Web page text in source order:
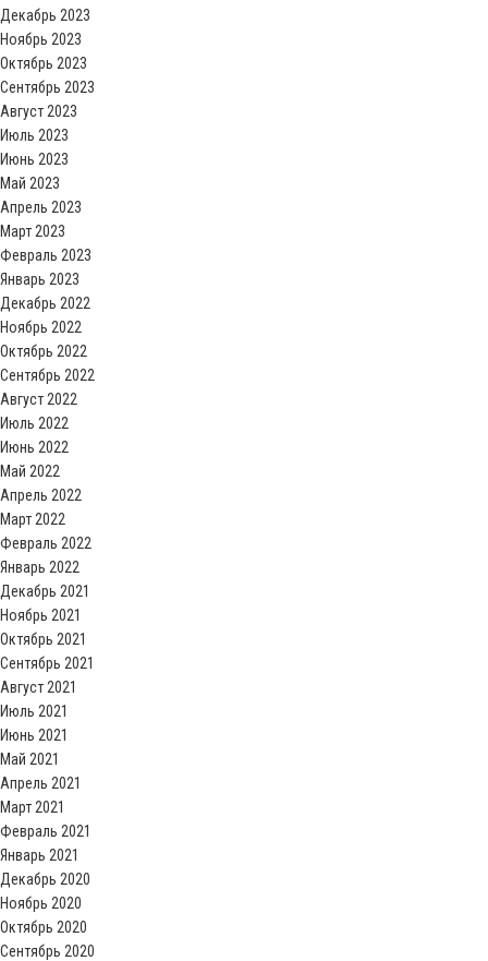
Декабрь 2023
Ноябрь 2023
Октябрь 2023
Сентябрь 2023
Август 2023
Июль 2023
Июнь 2023
Май 2023
Апрель 2023
Март 2023
Февраль 2023
Январь 2023
Декабрь 2022
Ноябрь 2022
Октябрь 2022
Сентябрь 2022
Август 2022
Июль 2022
Июнь 2022
Май 2022
Апрель 2022
Март 2022
Февраль 2022
Январь 2022
Декабрь 2021
Ноябрь 2021
Октябрь 2021
Сентябрь 2021
Август 2021
Июль 2021
Июнь 2021
Май 2021
Апрель 2021
Март 2021
Февраль 2021
Январь 2021
Декабрь 2020
Ноябрь 2020
Октябрь 2020
Сентябрь 2020